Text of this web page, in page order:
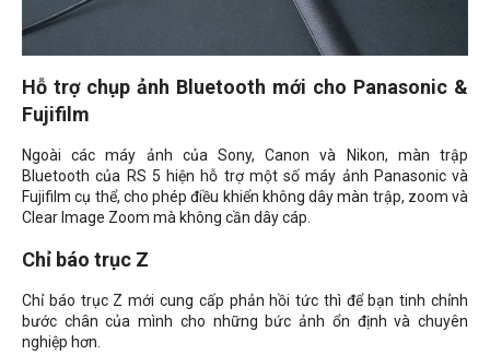
Hỗ trợ chụp ảnh Bluetooth mới cho Panasonic &
Fujifilm
Ngoài các máy ảnh của Sony, Canon và Nikon, màn trập
Bluetooth của RS 5 hiện hỗ trợ một số máy ảnh Panasonic và
Fujifilm cụ thể, cho phép điều khiển không dây màn trập, zoom và
Clear Image Zoom mà không cần dây cáp.
Chỉ báo trục Z
Chỉ báo trục Z mới cung cấp phản hồi tức thì để bạn tinh chỉnh
bước chân của mình cho những bức ảnh ổn định và chuyên
nghiệp hơn.